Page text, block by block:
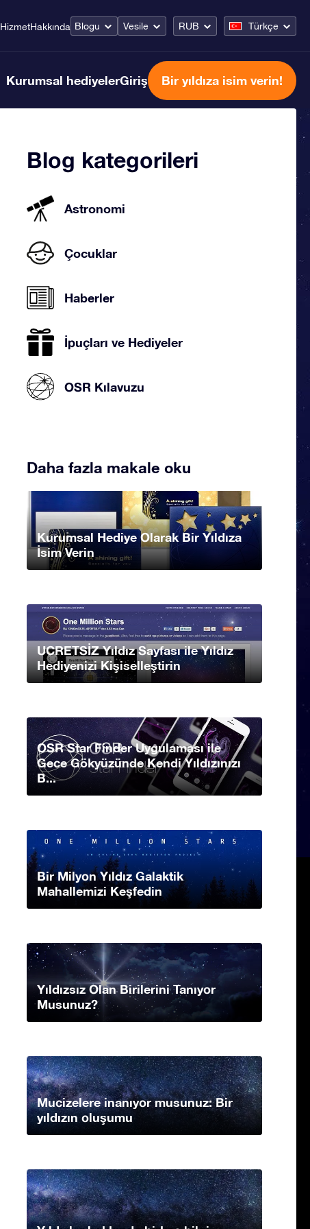
HizmetHakkında Blogu Vesile RUB Türkçe
Kurumsal hediyelerGiriş Bir yıldıza isim verin!
Blog kategorileri
Astronomi
Çocuklar
Haberler
İpuçları ve Hediyeler
OSR Kılavuzu
Daha fazla makale oku
Kurumsal Hediye Olarak Bir Yıldıza
İsim Verin
UCRETSİZ Yıldız Sayfası ile Yıldız
Hediyenizi Kişiselleştirin
OSR Star Finder Uygulaması ile
Gece Gökyüzünde Kendi Yıldızınızı
B...
Bir Milyon Yıldız Galaktik
Mahallemizi Keşfedin
Yıldızsız Olan Birilerini Tanıyor
Musunuz?
Mucizelere inanıyor musunuz: Bir
yıldızın oluşumu